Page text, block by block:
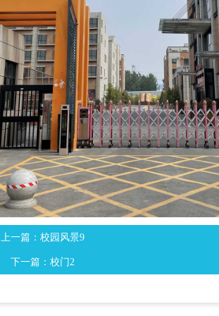
上一篇：校园风景9
下一篇：校门2